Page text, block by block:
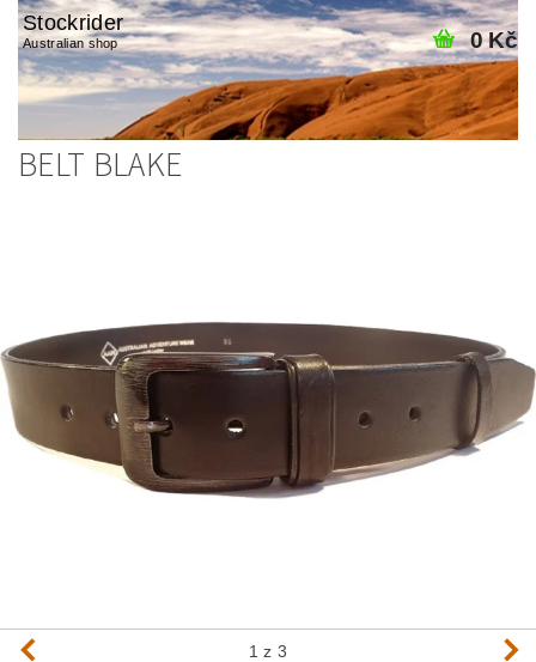
Stockrider
Australian shop 0 Kč
BELT BLAKE
1 z 3